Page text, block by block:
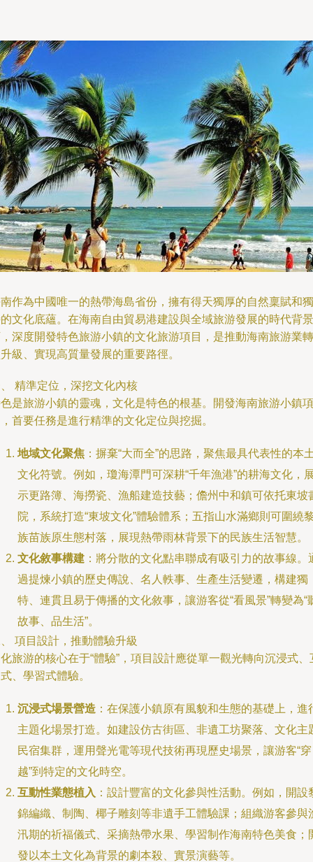
作為中國唯一的熱帶海島省份，擁有得天獨厚的自然稟賦和獨
文化底蘊。在海南自由貿易港建設與全域旅游發展的時代背景
深度開發特色旅游小鎮的文化旅游項目，是推動海南旅游業轉
級、實現高質量發展的重要路徑。
精準定位，深挖文化內核
是旅游小鎮的靈魂，文化是特色的根基。開發海南旅游小鎮項
首要任務是進行精準的文化定位與挖掘。
地域文化聚焦 ：摒棄“大而全”的思路，聚焦最具代表性的本
文化符號。例如，瓊海潭門可深耕“千年漁港”的耕海文化，
示更路簿、海撈瓷、漁船建造技藝；儋州中和鎮可依托東坡
院，系統打造“東坡文化”體驗體系；五指山水滿鄉則可圍繞
族苗族原生態村落，展現熱帶雨林背景下的民族生活智慧。
文化敘事構建 ：將分散的文化點串聯成有吸引力的故事線。
過提煉小鎮的歷史傳說、名人軼事、生產生活變遷，構建獨
特、連貫且易于傳播的文化敘事，讓游客從“看風景”轉變為“
故事、品生活”。
項目設計，推動體驗升級
旅游的核心在于“體驗”，項目設計應從單一觀光轉向沉浸式、
、學習式體驗。
沉浸式場景營造 ：在保護小鎮原有風貌和生態的基礎上，進
主題化場景打造。如建設仿古街區、非遺工坊聚落、文化主
民宿集群，運用聲光電等現代技術再現歷史場景，讓游客“穿
越”到特定的文化時空。
互動性業態植入 ：設計豐富的文化參與性活動。例如，開設
錦編織、制陶、椰子雕刻等非遺手工體驗課；組織游客參與
汛期的祈福儀式、采摘熱帶水果、學習制作海南特色美食；
發以本土文化為背景的劇本殺、實景演藝等。